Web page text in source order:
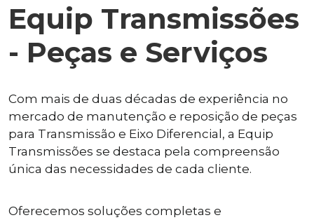
Equip Transmissões
- Peças e Serviços
Com mais de duas décadas de experiência no
mercado de manutenção e reposição de peças
para Transmissão e Eixo Diferencial, a Equip
Transmissões se destaca pela compreensão
única das necessidades de cada cliente.
Oferecemos soluções completas e